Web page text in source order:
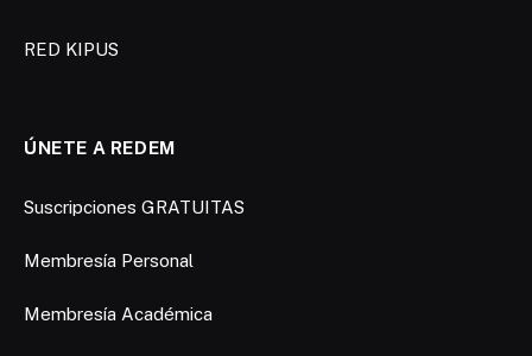
RED KIPUS
ÚNETE A REDEM
Suscripciones GRATUITAS
Membresía Personal
Membresía Académica